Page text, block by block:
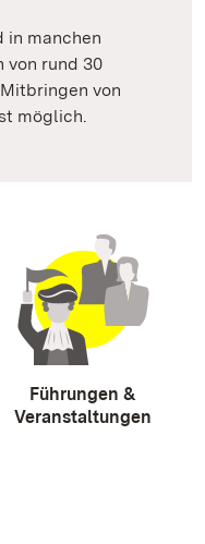
in manchen
von rund 30
von
möglich.
Führungen &
Veranstaltungen